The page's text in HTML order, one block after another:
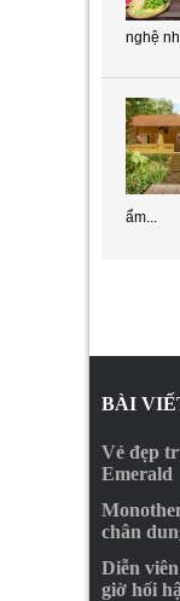
nghệ
ẩm...
BÀI
Vẻ đẹp
Emerald
chân
Diễn
giờ hối